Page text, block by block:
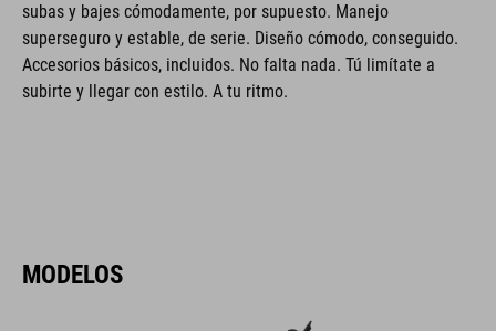
subas y bajes cómodamente, por supuesto. Manejo
superseguro y estable, de serie. Diseño cómodo, conseguido.
Accesorios básicos, incluidos. No falta nada. Tú limítate a
subirte y llegar con estilo. A tu ritmo.
MODELOS